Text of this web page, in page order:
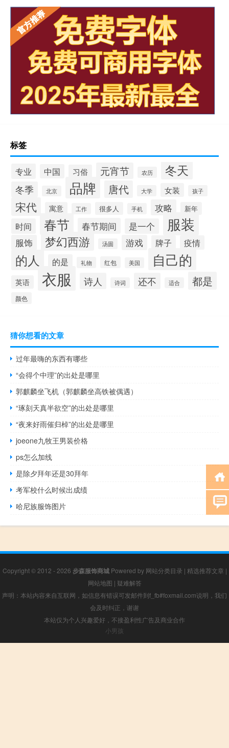
标签
专业 中国 习俗 元宵节 农历 冬天
冬季 北京 品牌 唐代 大学 女装 孩子
宋代 寓意 工作 很多人 手机 攻略 新年
时间 春节 春节期间 是一个 服装
服饰 梦幻西游 汤圆 游戏 牌子 疫情
的人 的是 礼物 红包 美国 自己的
英语 衣服 诗人 诗词 还不 适合 都是
颜色
猜你想看的文章
过年最嗨的东西有哪些
“会得个中理”的出处是哪里
郭麒麟坐飞机（郭麒麟坐高铁被偶遇）
“琢刻天真半欲空”的出处是哪里
“夜来好雨催归棹”的出处是哪里
joeone九牧王男装价格
ps怎么加线
是除夕拜年还是30拜年
考军校什么时候出成绩
哈尼族服饰图片
Copyright © 2012 - 2026 步森服饰商城Powered by 网站分类目录 | 精选推荐文章 |
网站地图 | 疑难解答
声明：本站内容来自互联网，如信息有错误可发邮件到f_fb#foxmail.com说明，我们
会及时纠正，谢谢
本站仅为个人兴趣爱好，不接盈利性广告及商业合作
小男孩